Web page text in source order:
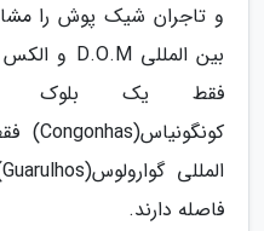
و تاجران شیک پوش را
فقط یک بلوک
فاصله دارند.